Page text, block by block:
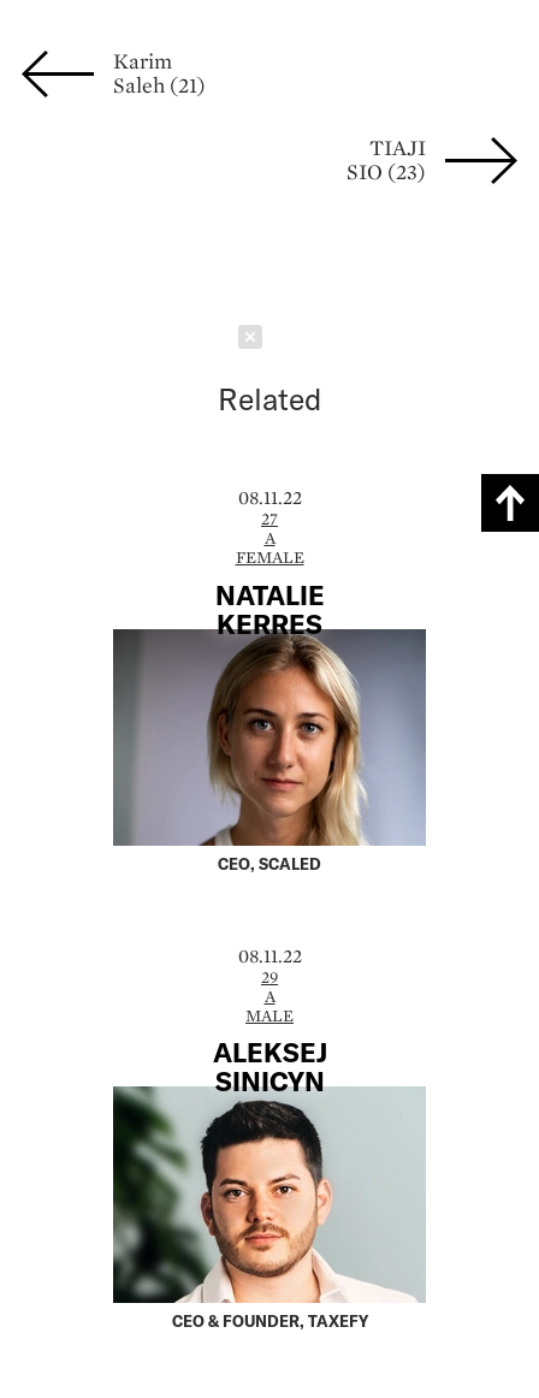
Karim
Saleh (21)
TIAJI
SIO (23)
Related
08.11.22
27
A
FEMALE
NATALIE
KERRES
CEO, SCALED
08.11.22
29
A
MALE
ALEKSEJ
SINICYN
CEO & FOUNDER, TAXEFY